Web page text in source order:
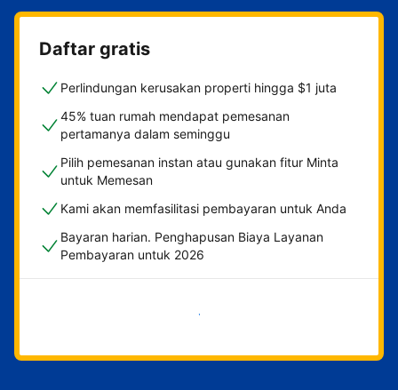
Daftar gratis
Perlindungan kerusakan properti hingga $1 juta
45% tuan rumah mendapat pemesanan
pertamanya dalam seminggu
Pilih pemesanan instan atau gunakan fitur Minta
untuk Memesan
Kami akan memfasilitasi pembayaran untuk Anda
Bayaran harian. Penghapusan Biaya Layanan
Pembayaran untuk 2026
Mulai sekarang